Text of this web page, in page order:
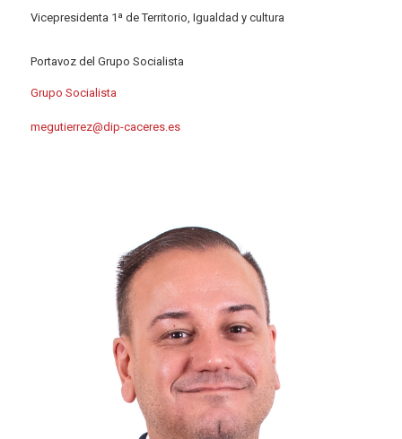
Vicepresidenta 1ª de Territorio, Igualdad y cultura
Portavoz del Grupo Socialista
Grupo Socialista
megutierrez@dip-caceres.es